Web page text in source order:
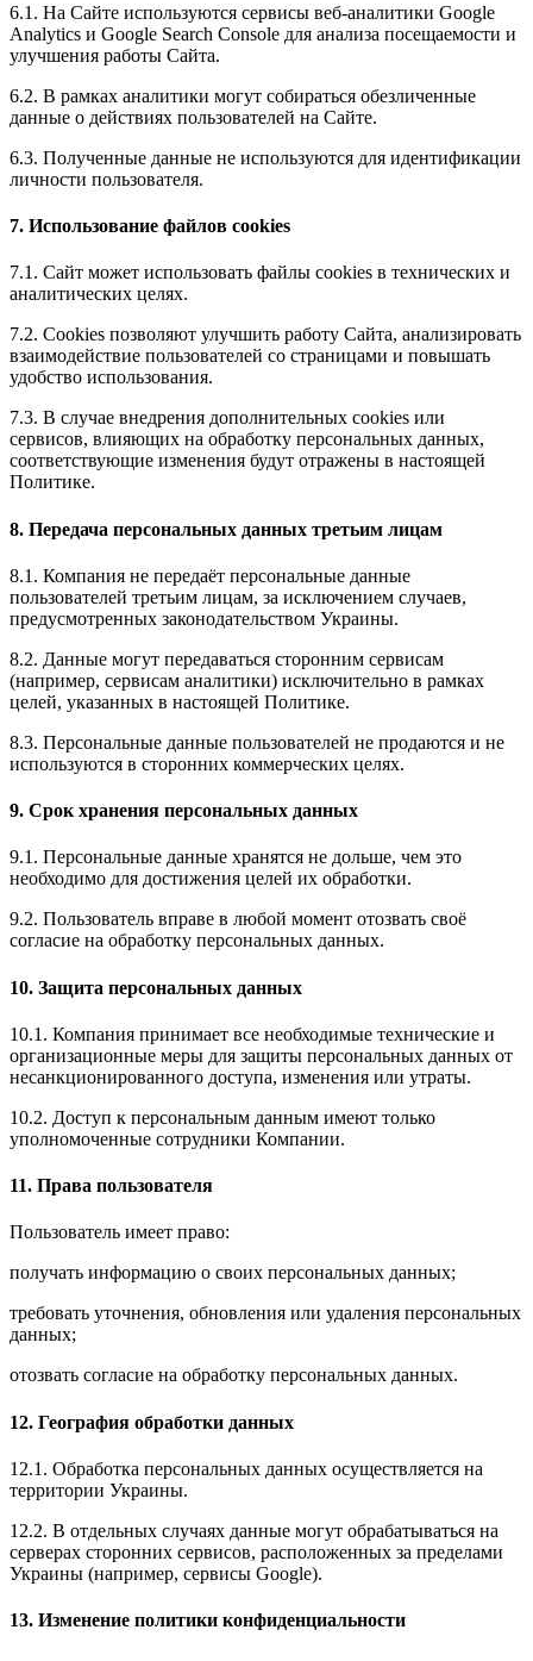
6.1. На Сайте используются сервисы веб-аналитики Google
Analytics и Google Search Console для анализа посещаемости и
улучшения работы Сайта.
6.2. В рамках аналитики могут собираться обезличенные
данные о действиях пользователей на Сайте.
6.3. Полученные данные не используются для идентификации
личности пользователя.
7. Использование файлов cookies
7.1. Сайт может использовать файлы cookies в технических и
аналитических целях.
7.2. Cookies позволяют улучшить работу Сайта, анализировать
взаимодействие пользователей со страницами и повышать
удобство использования.
7.3. В случае внедрения дополнительных cookies или
сервисов, влияющих на обработку персональных данных,
соответствующие изменения будут отражены в настоящей
Политике.
8. Передача персональных данных третьим лицам
8.1. Компания не передаёт персональные данные
пользователей третьим лицам, за исключением случаев,
предусмотренных законодательством Украины.
8.2. Данные могут передаваться сторонним сервисам
(например, сервисам аналитики) исключительно в рамках
целей, указанных в настоящей Политике.
8.3. Персональные данные пользователей не продаются и не
используются в сторонних коммерческих целях.
9. Срок хранения персональных данных
9.1. Персональные данные хранятся не дольше, чем это
необходимо для достижения целей их обработки.
9.2. Пользователь вправе в любой момент отозвать своё
согласие на обработку персональных данных.
10. Защита персональных данных
10.1. Компания принимает все необходимые технические и
организационные меры для защиты персональных данных от
несанкционированного доступа, изменения или утраты.
10.2. Доступ к персональным данным имеют только
уполномоченные сотрудники Компании.
11. Права пользователя
Пользователь имеет право:
получать информацию о своих персональных данных;
требовать уточнения, обновления или удаления персональных
данных;
отозвать согласие на обработку персональных данных.
12. География обработки данных
12.1. Обработка персональных данных осуществляется на
территории Украины.
12.2. В отдельных случаях данные могут обрабатываться на
серверах сторонних сервисов, расположенных за пределами
Украины (например, сервисы Google).
13. Изменение политики конфиденциальности